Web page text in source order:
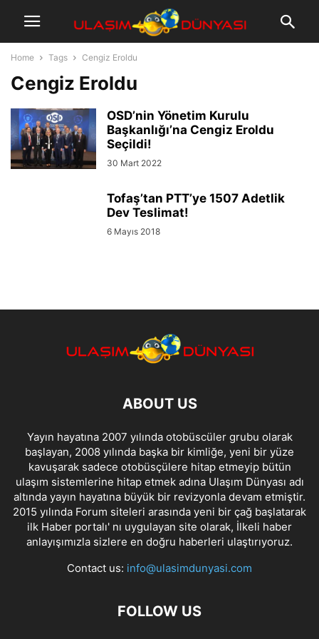
Home Tags Cengiz Eroldu
Cengiz Eroldu
OSD’nin Yönetim Kurulu
Başkanlığı’na Cengiz Eroldu
Seçildi!
30 Mart 2022
Tofaş’tan PTT’ye 1507 Adetlik
Dev Teslimat!
6 Mayıs 2018
ABOUT US
Yayın hayatına 2007 yılında otobüscüler grubu olarak
başlayan, 2008 yılında başka bir kimliğe, yeni bir yüze
kavuşarak sadece otobüsçülere hitap etmeyip bütün
ulaşım sistemlerine hitap etmek adına Ulaşım Dünyası adı
altında yayın hayatına büyük bir revizyonla devam etmiştir.
2015 yılında Forum siteleri arasında yeni bir çağ başlatarak
ilk Haber portalı' nı uygulayan site olarak, İlkeli haber
anlayışımızla sizlere en doğru haberleri ulaştırıyoruz.
Contact us: info@ulasimdunyasi.com
FOLLOW US